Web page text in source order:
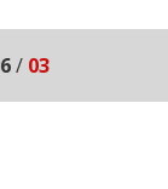
/ 03